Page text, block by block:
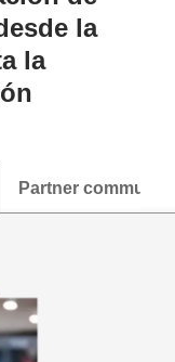
la
la
Partner community